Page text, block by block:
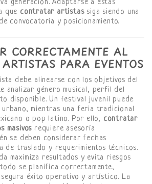
generación. Adaptarse a estas
que contratar artistassiga siendo una
convocatoria y posicionamiento.
CORRECTAMENTE AL
PARA EVENTOS
debe alinearse con los objetivos del
analizar género musical, perfil del
disponible. Un festival juvenil puede
mientras una feria tradicional
o pop latino. Por ello, contratar
masivos requiere asesoría
se deben considerar fechas
de traslado y requerimientos técnicos.
maximiza resultados y evita riesgos
se planifica correctamente,
éxito operativo y artístico. La